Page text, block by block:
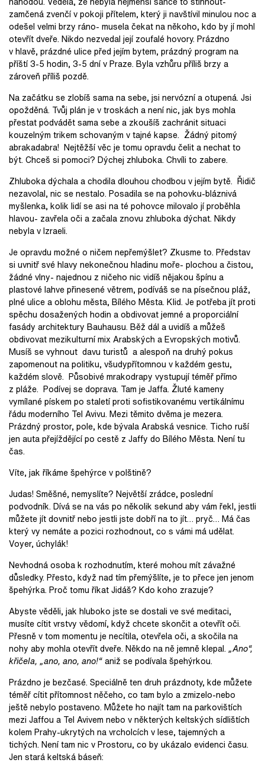
zamčená zvenčí v pokoji přítelem, který ji navštívil minulou noc a
odešel velmi brzy ráno- musela čekat na někoho, kdo by jí mohl
otevřít dveře. Nikdo nezvedal její zoufalé hovory. Prázdno
v hlavě, prázdné ulice před jejím bytem, prázdný program na
příští 3-5 hodin, 3-5 dní v Praze. Byla vzhůru příliš brzy a
zároveň příliš pozdě.
Na začátku se zlobíš sama na sebe, jsi nervózní a otupená. Jsi
opožděná. Tvůj plán je v troskách a není nic, jak bys mohla
přestat podvádět sama sebe a zkoušíš zachránit situaci
kouzelným trikem schovaným v tajné kapse. Žádný pitomý
abrakadabra! Nejtěžší věc je tomu opravdu čelit a nechat to
být. Chceš si pomoci? Dýchej zhluboka. Chvíli to zabere.
Zhluboka dýchala a chodila dlouhou chodbou v jejím bytě. Řidič
nezavolal, nic se nestalo. Posadila se na pohovku-bláznivá
myšlenka, kolik lidí se asi na té pohovce milovalo jí proběhla
hlavou- zavřela oči a začala znovu zhluboka dýchat. Nikdy
nebyla v Izraeli.
Je opravdu možné o ničem nepřemýšlet? Zkusme to. Představ
si uvnitř své hlavy nekonečnou hladinu moře- plochou a čistou,
žádné vlny- najednou z ničeho nic vidíš nějakou špínu a
plastové lahve přinesené větrem, podíváš se na písečnou pláž,
plné ulice a oblohu města, Bílého Města. Klid. Je potřeba jít proti
spěchu dosažených hodin a obdivovat jemné a proporciální
fasády architektury Bauhausu. Běž dál a uvidíš a můžeš
obdivovat mezikulturní mix Arabských a Evropských motivů.
Musíš se vyhnout davu turistů a alespoň na druhý pokus
zapomenout na politiku, všudypřítomnou v každém gestu,
každém slově. Působivé mrakodrapy vystupují téměř přímo
z pláže. Podívej se doprava. Tam je Jaffa. Žluté kameny
vymílané pískem po staletí proti sofistikovanému vertikálnímu
řádu moderního Tel Avivu. Mezi těmito dvěma je mezera.
Prázdný prostor, pole, kde bývala Arabská vesnice. Ticho ruší
jen auta přejíždějící po cestě z Jaffy do Bílého Města. Není tu
čas.
Víte, jak říkáme špehýrce v polštině?
Judas! Směšné, nemyslíte? Největší zrádce, poslední
podvodník. Dívá se na vás po několik sekund aby vám řekl, jestli
můžete jít dovnitř nebo jestli jste dobří na to jít… pryč… Má čas
který vy nemáte a pozici rozhodnout, co s vámi má udělat.
Voyer, úchylák!
Nevhodná osoba k rozhodnutím, které mohou mít závažné
důsledky. Přesto, když nad tím přemýšlíte, je to přece jen jenom
špehýrka. Proč tomu říkat Jidáš? Kdo koho zrazuje?
Abyste věděli, jak hluboko jste se dostali ve své meditaci,
musíte cítit vrstvy vědomí, když chcete skončit a otevřít oči.
Přesně v tom momentu je necítila, otevřela oči, a skočila na
nohy aby mohla otevřít dveře. Někdo na ně jemně klepal. „Ano“,
křičela, „ano, ano, ano!“aniž se podívala špehýrkou.
Prázdno je bezčasé. Speciálně ten druh prázdnoty, kde můžete
téměř cítit přítomnost něčeho, co tam bylo a zmizelo-nebo
ještě nebylo postaveno. Můžete ho najít tam na parkovištích
mezi Jaffou a Tel Avivem nebo v některých keltských sídlištích
kolem Prahy-ukrytých na vrcholcích v lese, tajemných a
tichých. Není tam nic v Prostoru, co by ukázalo evidenci času.
Jen stará keltská báseň: